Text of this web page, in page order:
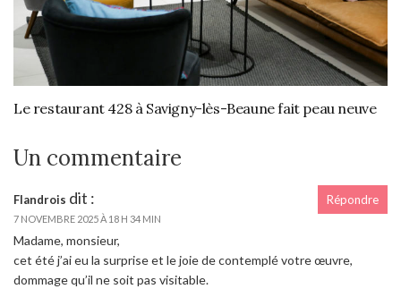
Le restaurant 428 à Savigny-lès-Beaune fait peau neuve
Un commentaire
Flandrois dit :
7 NOVEMBRE 2025 À 18 H 34 MIN
Madame, monsieur,
cet été j’ai eu la surprise et le joie de contemplé votre œuvre,
dommage qu’il ne soit pas visitable.
Répondre